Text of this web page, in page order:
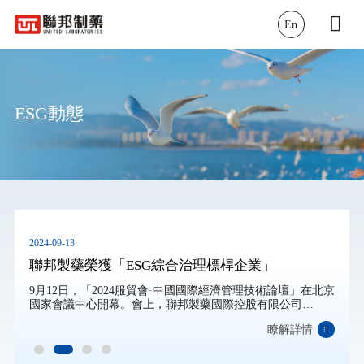
En
ESG動態
2024-09-13
聯邦製藥榮獲「ESG綜合治理標桿企業」
9月12日，「2024服貿會·中國國際經濟管理技術論壇」在北京
國家會議中心開幕。會上，聯邦製藥國際控股有限公司
主導、協調平衡、綠色低碳、開放合作、包容共享等方面的
突出表現，榮獲「ESG綜合治理標桿企業」。
瞭解詳情